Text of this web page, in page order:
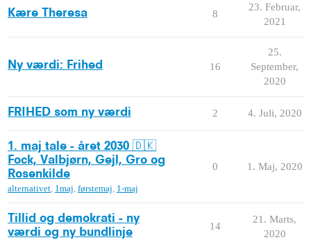
Kære Theresa 8
23. Februar,
2021
Ny værdi: Frihed 16
25.
September,
2020
FRIHED som ny værdi 2 4. Juli, 2020
1. maj tale - året 2030 🇩🇰
Fock, Valbjørn, Gejl, Gro og
Rosenkilde
alternativet, 1maj, førstemaj, 1-maj
0 1. Maj, 2020
Tillid og demokrati - ny
værdi og ny bundlinje
14
21. Marts,
2020